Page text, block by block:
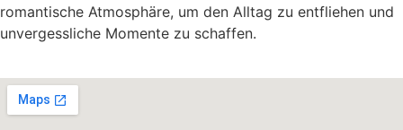
romantische Atmosphäre, um den Alltag zu entfliehen und
unvergessliche Momente zu schaffen.